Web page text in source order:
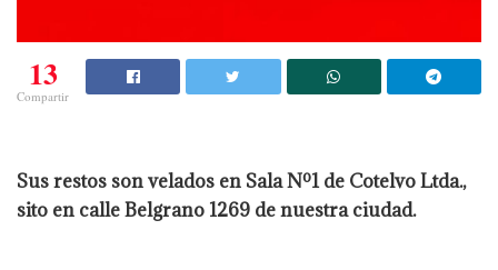
13
Compartir
Sus restos son velados en Sala Nº1 de Cotelvo Ltda.,
sito en calle Belgrano 1269 de nuestra ciudad.